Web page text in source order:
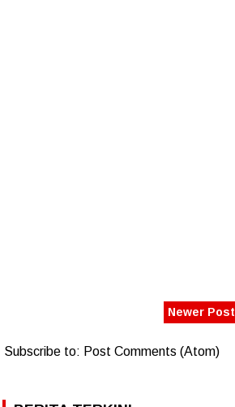
Newer Post
Subscribe to: Post Comments (Atom)